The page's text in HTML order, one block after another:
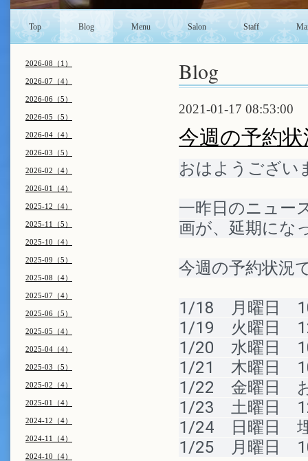
Top Blog Menu Salon Staff
Blog
2021-01-17 08:53:00
今週の予約
おはようござい
一昨日のニュー
画が、延期に
今週の予約状況
1/18　月曜日　
1/19　火曜日　
1/20　水曜日　
1/21　木曜日　
1/22　金曜日　
1/23　土曜日　
1/24　日曜日　
1/25　月曜日　
2026-08（1）
2026-07（4）
2026-06（5）
2026-05（5）
2026-04（4）
2026-03（5）
2026-02（4）
2026-01（4）
2025-12（4）
2025-11（5）
2025-10（4）
2025-09（5）
2025-08（4）
2025-07（4）
2025-06（5）
2025-05（4）
2025-04（4）
2025-03（5）
2025-02（4）
2025-01（4）
2024-12（4）
2024-11（4）
2024-10（4）